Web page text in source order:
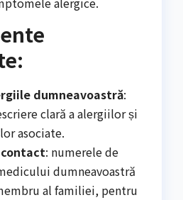
dumneavoastră:
clară a alergiilor și
asociate.
: numerele de
dumneavoastră
al familiei, pentru